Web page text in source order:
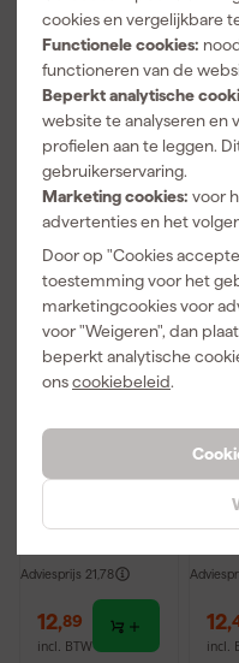
cookies en vergelijkbare
Functionele cookies:
functioneren van de
Beperkt analytische
website te analyseren en
profielen aan te leggen.
gebruikerservaring.
Marketing cookies: voor
advertenties en het
Door op "Cookies
toestemming voor het
marketingcookies voor
voor "Weigeren", dan
beperkt analytische
onscookiebeleid.
Over onze reviews
Vaak gekocht met
36902
K80 - 100 x
bezorgd
Adviesprijs 21,78
12,89
incl. BTW
12,
incl.